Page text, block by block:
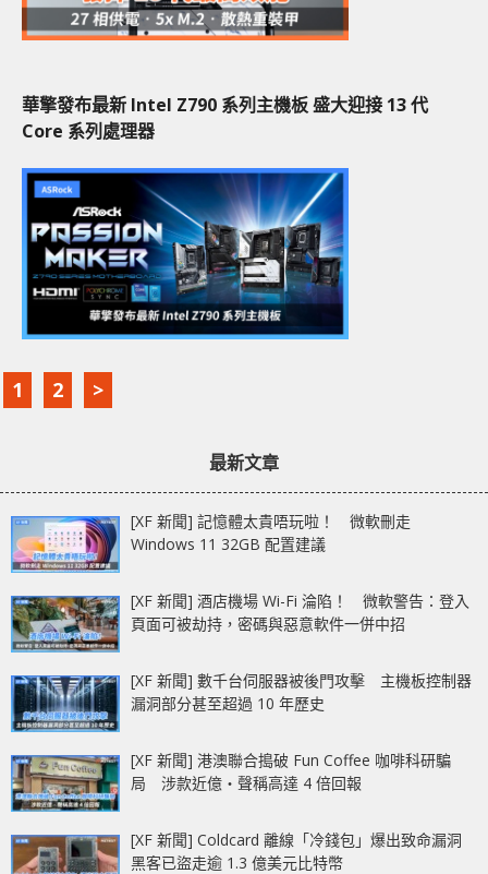
華擎發布最新 Intel Z790 系列主機板 盛大迎接 13 代
Core 系列處理器
1 2 >
最新文章
[XF 新聞] 記憶體太貴唔玩啦！ 微軟刪走
Windows 11 32GB 配置建議
[XF 新聞] 酒店機場 Wi-Fi 淪陷！ 微軟警告：登入
頁面可被劫持，密碼與惡意軟件一併中招
[XF 新聞] 數千台伺服器被後門攻擊 主機板控制器
漏洞部分甚至超過 10 年歷史
[XF 新聞] 港澳聯合搗破 Fun Coffee 咖啡科研騙
局 涉款近億‧聲稱高達 4 倍回報
[XF 新聞] Coldcard 離線「冷錢包」爆出致命漏洞
黑客已盜走逾 1.3 億美元比特幣